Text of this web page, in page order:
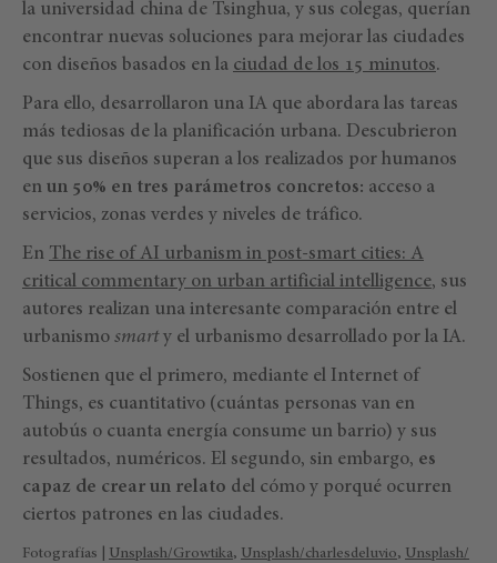
la universidad china de Tsinghua, y sus colegas, querían
encontrar nuevas soluciones para mejorar las ciudades
con diseños basados en la ciudad de los 15 minutos.
Para ello, desarrollaron una IA que abordara las tareas
más tediosas de la planificación urbana. Descubrieron
que sus diseños superan a los realizados por humanos
en un 50% en tres parámetros concretos: acceso a
servicios, zonas verdes y niveles de tráfico.
En The rise of AI urbanism in post-smart cities: A
critical commentary on urban artificial intelligence, sus
autores realizan una interesante comparación entre el
urbanismo smarty el urbanismo desarrollado por la IA.
Sostienen que el primero, mediante el Internet of
Things, es cuantitativo (cuántas personas van en
autobús o cuanta energía consume un barrio) y sus
resultados, numéricos. El segundo, sin embargo, es
capaz de crear un relato del cómo y porqué ocurren
ciertos patrones en las ciudades.
Fotografías | Unsplash/Growtika, Unsplash/charlesdeluvio, Unsplash/